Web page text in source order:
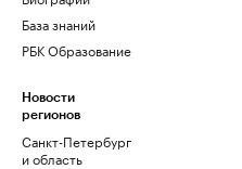
База знаний
РБК Образование
Новости
регионов
Санкт-Петербург
и область